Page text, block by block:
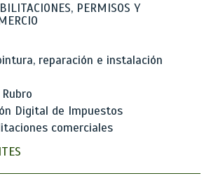
PERMISOS Y
reparación e instalación
Digital de Impuestos
comerciales